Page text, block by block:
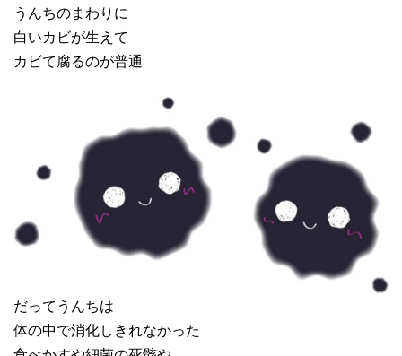
うんちのまわりに
白いカビが生えて
カビて腐るのが普通
だってうんちは
体の中で消化しきれなかった